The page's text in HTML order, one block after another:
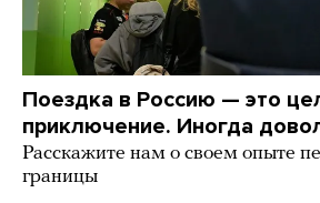
Поездка в Россию — это
приключение. Иногда
Расскажите нам о своем опыте
границы